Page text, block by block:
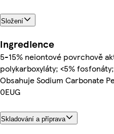
Složení
Ingredience
5-15% neiontové povrchově
polykarboxyláty; <5%
Obsahuje Sodium Carbonate
0EUG
Skladování a příprava